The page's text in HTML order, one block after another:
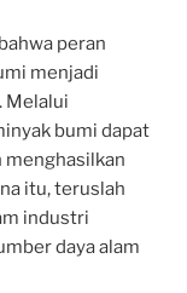
peran
menjadi
Melalui
bumi dapat
menghasilkan
itu, teruslah
industri
daya alam